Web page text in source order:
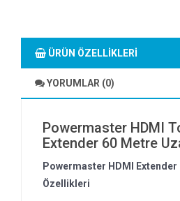
ÜRÜN ÖZELLIKLERI
YORUMLAR (0)
Powermaster HDMI
Extender 60 Metre
Powermaster HDMI Extender
Özellikleri